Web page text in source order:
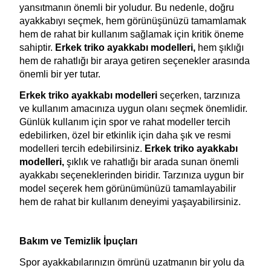
yansıtmanın önemli bir yoludur. Bu nedenle, doğru
ayakkabıyı seçmek, hem görünüşünüzü tamamlamak
hem de rahat bir kullanım sağlamak için kritik öneme
sahiptir. Erkek triko ayakkabı modelleri, hem şıklığı
hem de rahatlığı bir araya getiren seçenekler arasında
önemli bir yer tutar.
Erkek triko ayakkabı modelleri seçerken, tarzınıza
ve kullanım amacınıza uygun olanı seçmek önemlidir.
Günlük kullanım için spor ve rahat modeller tercih
edebilirken, özel bir etkinlik için daha şık ve resmi
modelleri tercih edebilirsiniz. Erkek triko ayakkabı
modelleri, şıklık ve rahatlığı bir arada sunan önemli
ayakkabı seçeneklerinden biridir. Tarzınıza uygun bir
model seçerek hem görünümünüzü tamamlayabilir
hem de rahat bir kullanım deneyimi yaşayabilirsiniz.
Bakım ve Temizlik İpuçları
Spor ayakkabılarınızın ömrünü uzatmanın bir yolu da